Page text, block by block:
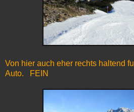
Von hier auch eher rechts haltend
Auto. FEIN